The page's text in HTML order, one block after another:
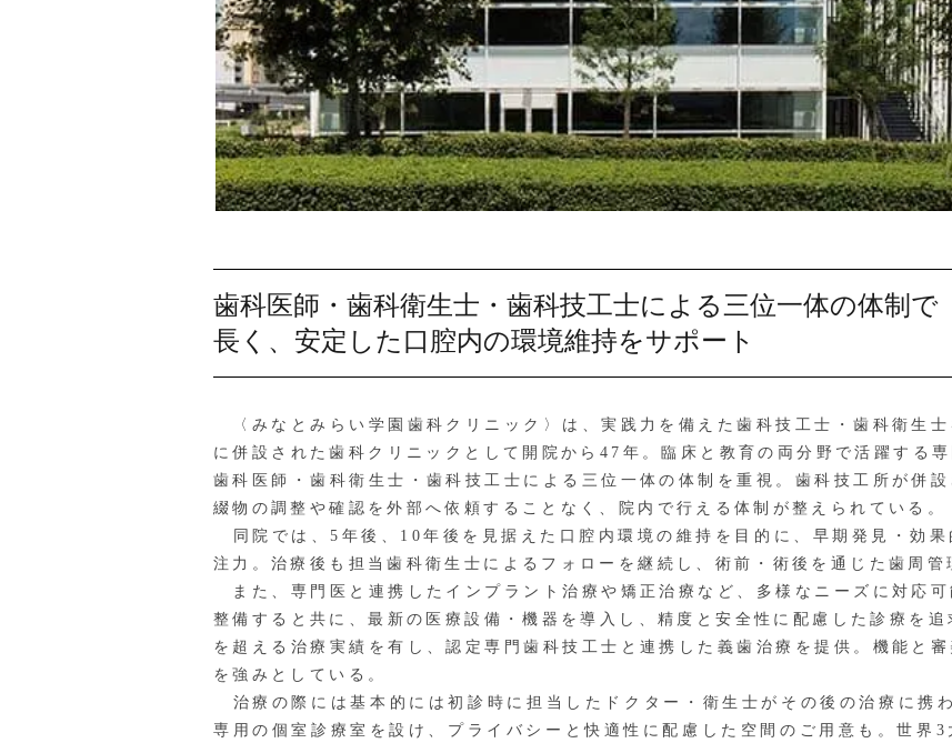
歯科医師・歯科衛生士・歯科技工士による三位一体の体制で
長く、安定した口腔内の環境維持をサポート
〈みなとみらい学園歯科クリニック〉は、実践力を備えた歯科技工士・歯科衛生士
に併設された歯科クリニックとして開院から47年。臨床と教育の両分野で活躍する
歯科医師・歯科衛生士・歯科技工士による三位一体の体制を重視。歯科技工所が併
綴物の調整や確認を外部へ依頼することなく、院内で行える体制が整えられている。
同院では、5年後、10年後を見据えた口腔内環境の維持を目的に、早期発見・効果
注力。治療後も担当歯科衛生士によるフォローを継続し、術前・術後を通じた歯周管
また、専門医と連携したインプラント治療や矯正治療など、多様なニーズに対応
整備すると共に、最新の医療設備・機器を導入し、精度と安全性に配慮した診療を
を超える治療実績を有し、認定専門歯科技工士と連携した義歯治療を提供。機能と
を強みとしている。
治療の際には基本的には初診時に担当したドクター・衛生士がその後の治療に携
専用の個室診療室を設け、プライバシーと快適性に配慮した空間のご用意も。世界